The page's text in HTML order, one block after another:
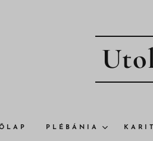
PLÉBÁNIA